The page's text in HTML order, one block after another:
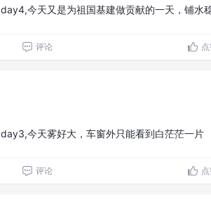
day4,今天又是为祖国基建做贡献的一天，铺水
评论
day3,今天雾好大，车窗外只能看到白茫茫一片
评论